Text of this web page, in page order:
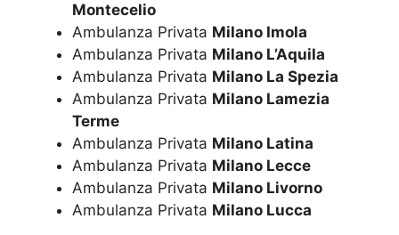
Montecelio
Ambulanza Privata Milano Imola
Ambulanza Privata Milano L’Aquila
Ambulanza Privata Milano La Spezia
Ambulanza Privata Milano Lamezia
Terme
Ambulanza Privata Milano Latina
Ambulanza Privata Milano Lecce
Ambulanza Privata Milano Livorno
Ambulanza Privata Milano Lucca